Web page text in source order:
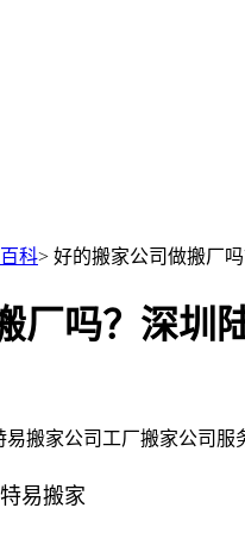
科> 好的搬家公司做搬厂
厂吗？深圳
搬家公司工厂搬家公司服
易搬家